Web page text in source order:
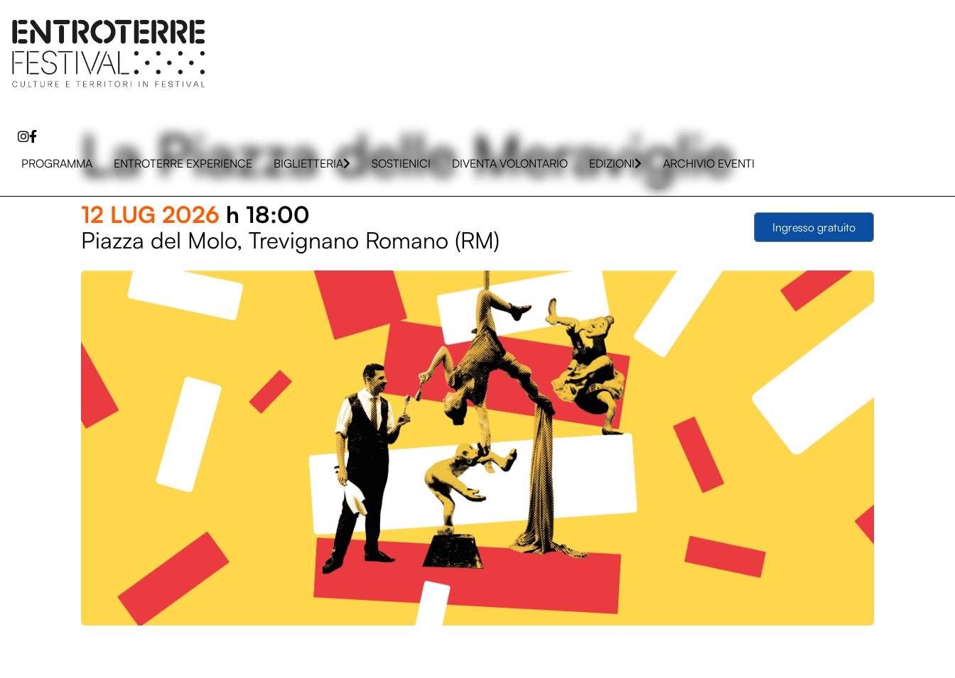
PROGRAMMA ENTROTERRE EXPERIENCE BIGLIETTERIA SOSTIENICI DIVENTA VOLONTARIO EDIZIONI ARCHIVIO EVENTI
La Piazza delle Meraviglie
12 LUG 2026 h 18:00
Piazza del Molo, Trevignano Romano (RM)
Ingresso gratuito